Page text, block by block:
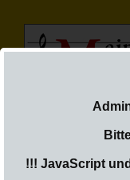
M
!!! JavaScript